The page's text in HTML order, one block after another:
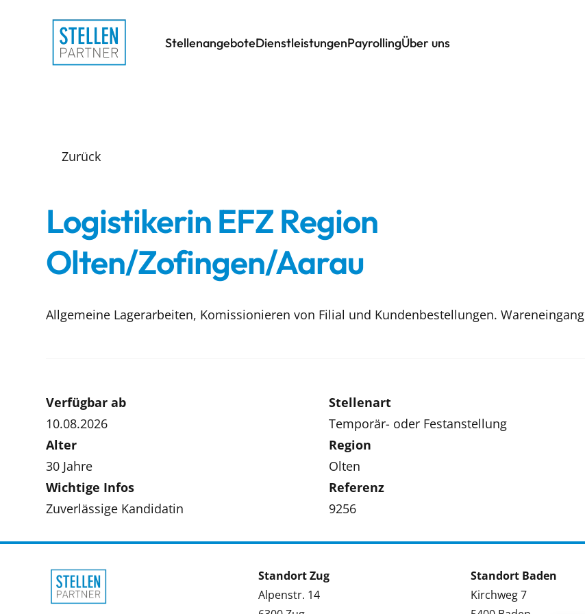
StellenangeboteDienstleistungenPayrollingÜber uns
Zurück
Logistikerin EFZ Region
Olten/Zofingen/Aarau
Allgemeine Lagerarbeiten, Komissionieren von Filial und Kundenbestellungen. Wareneingang
Verfügbar ab
10.08.2026
Stellenart
Temporär- oder Festanstellung
Alter
30 Jahre
Region
Olten
Wichtige Infos
Zuverlässige Kandidatin
Referenz
9256
Standort Zug
Alpenstr. 14
Standort Baden
Kirchweg 7